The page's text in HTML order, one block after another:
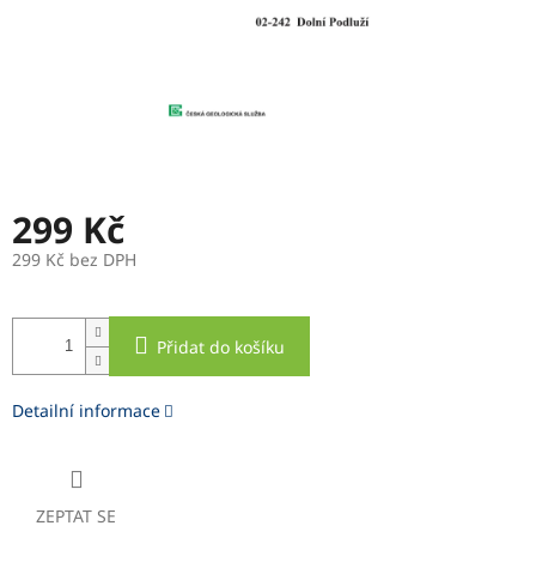
299 Kč
299 Kč bez DPH
cena:
Přidat do košíku
Detailní informace
ZEPTAT SE